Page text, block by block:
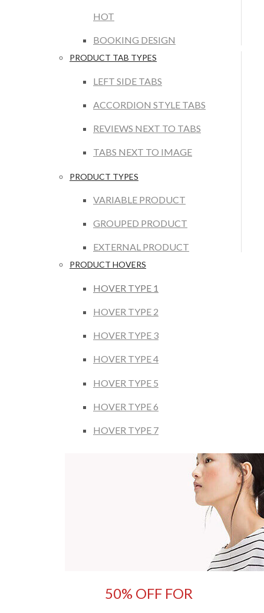
HOT
BOOKING DESIGN
PRODUCT TAB TYPES
LEFT SIDE TABS
ACCORDION STYLE TABS
REVIEWS NEXT TO TABS
TABS NEXT TO IMAGE
PRODUCT TYPES
VARIABLE PRODUCT
GROUPED PRODUCT
EXTERNAL PRODUCT
PRODUCT HOVERS
HOVER TYPE 1
HOVER TYPE 2
HOVER TYPE 3
HOVER TYPE 4
HOVER TYPE 5
HOVER TYPE 6
HOVER TYPE 7
50% OFF FOR